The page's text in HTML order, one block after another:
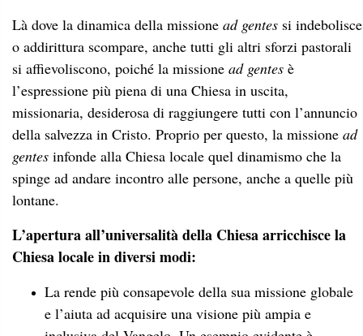
Là dove la dinamica della missione ad gentes si indebolisce
o addirittura scompare, anche tutti gli altri sforzi pastorali
si affievoliscono, poiché la missione ad gentes è
l’espressione più piena di una Chiesa in uscita,
missionaria, desiderosa di raggiungere tutti con l’annuncio
della salvezza in Cristo. Proprio per questo, la missione ad
gentes infonde alla Chiesa locale quel dinamismo che la
spinge ad andare incontro alle persone, anche a quelle più
lontane.
L’apertura all’universalità della Chiesa arricchisce la
Chiesa locale in diversi modi:
La rende più consapevole della sua missione globale
e l’aiuta ad acquisire una visione più ampia e